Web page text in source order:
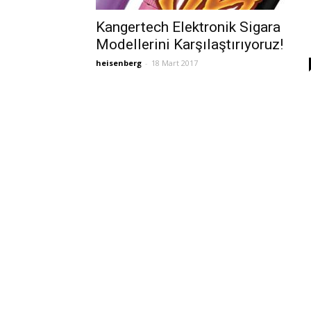
Kangertech Elektronik Sigara
Modellerini Karşılaştırıyoruz!
heisenberg - 18 Mart 2017